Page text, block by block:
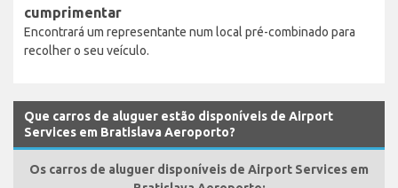
cumprimentar
Encontrará um representante num local pré-combinado para
recolher o seu veículo.
Que carros de aluguer estão disponíveis de Airport
Services em Bratislava Aeroporto?
Os carros de aluguer disponíveis de Airport Services em